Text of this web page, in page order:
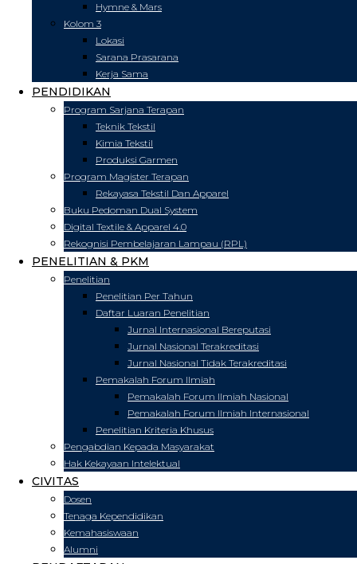
Hymne & Mars
Kolom 3
Lokasi
Sarana Prasarana
Kerja Sama
PENDIDIKAN
Program Sarjana Terapan
Teknik Tekstil
Kimia Tekstil
Produksi Garmen
Program Magister Terapan
Rekayasa Tekstil Dan Apparel
Buku Pedoman Dual System
Digital Textile & Apparel 4.0
Rekognisi Pembelajaran Lampau (RPL)
PENELITIAN & PKM
Penelitian
Penelitian Per Tahun
Daftar Luaran Penelitian
Jurnal Internasional Bereputasi
Jurnal Nasional Terakreditasi
Jurnal Nasional Tidak Terakreditasi
Pemakalah Forum Ilmiah
Pemakalah Forum Ilmiah Nasional
Pemakalah Forum Ilmiah Internasional
Penelitian Kriteria Khusus
Pengabdian Kepada Masyarakat
Hak Kekayaan Intelektual
CIVITAS
Dosen
Tenaga Kependidikan
Kemahasiswaan
Alumni